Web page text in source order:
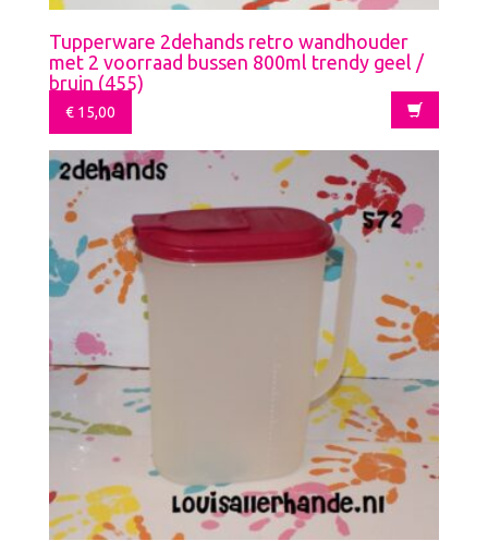
Tupperware 2dehands retro wandhouder
met 2 voorraad bussen 800ml trendy geel /
bruin (455)
€ 15,00